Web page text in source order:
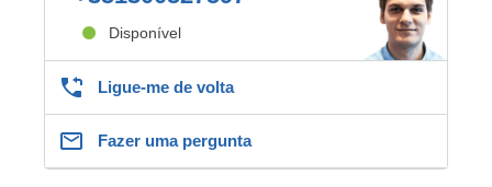
Disponível
Ligue-me de volta
Fazer uma pergunta